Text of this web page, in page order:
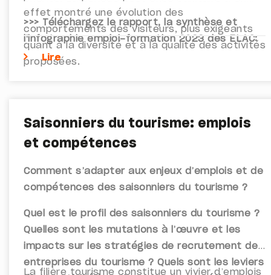
effet montré une évolution des
comportements des visiteurs, plus exigeants
quant à la diversité et à la qualité des activités
proposées.
>>> Téléchargez le rapport, la synthèse et
l'infographie emploi-formation 2023 des ELAC:
Lire
Saisonniers du tourisme: emplois
et compétences
Comment s’adapter aux enjeux d’emplois et de
compétences des saisonniers du tourisme ?
Quel est le profil des saisonniers du tourisme ?
Quelles sont les mutations à l’œuvre et les
impacts sur les stratégies de recrutement des
entreprises du tourisme ? Quels sont les leviers
La filière tourisme constitue un vivier d’emplois